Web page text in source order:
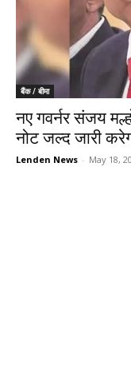
बैंक / बीमा
नए गवर्नर संजय
नोट जल्द जारी
Lenden News - May 18,